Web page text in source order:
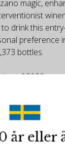
magic,
drink this
preference
bottles.
of 2022 was
d'Alceo that
during a work
wine vividly,
certainly merit a
in mind, I
år eller